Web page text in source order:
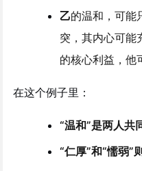
乙的温和，可能
突，其内心可能
的核心利益，他
在这个例子里：
“温和”是两人共
“仁厚”和“懦弱”